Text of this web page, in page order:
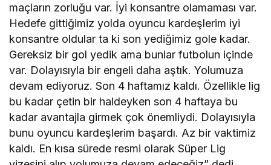
maçların zorluğu var. İyi konsantre olamaması var.
Hedefe gittiğimiz yolda oyuncu kardeşlerim iyi
konsantre oldular ta ki son yediğimiz gole kadar.
Gereksiz bir gol yedik ama bunlar futbolun içinde
var. Dolayısıyla bir engeli daha aştık. Yolumuza
devam ediyoruz. Son 4 haftamız kaldı. Özellikle lig
bu kadar çetin bir haldeyken son 4 haftaya bu
kadar avantajla girmek çok önemliydi. Dolayısıyla
bunu oyuncu kardeşlerim başardı. Az bir vaktimiz
kaldı. En kısa sürede resmi olarak Süper Lig